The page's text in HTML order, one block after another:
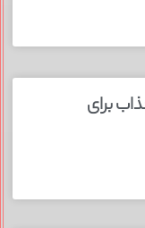
۱۵ ایده‌ جذاب برای